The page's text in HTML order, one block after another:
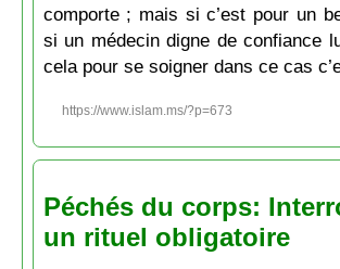
comporte ; mais si c’est pour un
si un médecin digne de confiance
cela pour se soigner dans ce cas
https://www.islam.ms/?p=673
Péchés du corps:
un rituel obligatoire